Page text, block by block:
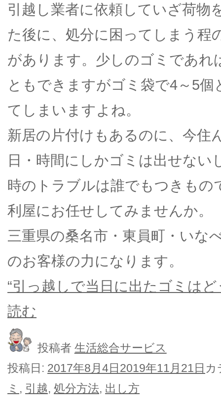
引越し業者に依頼していざ荷物
た後に、処分に困ってしまう程
があります。少しのゴミであれ
ともできますがゴミ袋で4～5
てしまいますよね。
新居の片付けもあるのに、今住
日・時間にしかゴミは出せな
時のトラブルは誰でもつきも
利屋にお任せしてみませんか。
三重県の桑名市・東員町・いな
のお客様の力になります。
“引っ越しで当日に出たゴミは
読む
投稿者 生活総合サービス
投稿日: 2017年8月4日2019年11月21日
ミ , 引越, 処分方法, 出し方